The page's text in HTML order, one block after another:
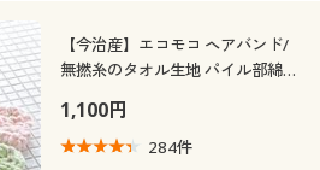
【今治産】エコモコ ヘアバンド/
無撚糸のタオル生地 パイル部綿
1,100円
284件